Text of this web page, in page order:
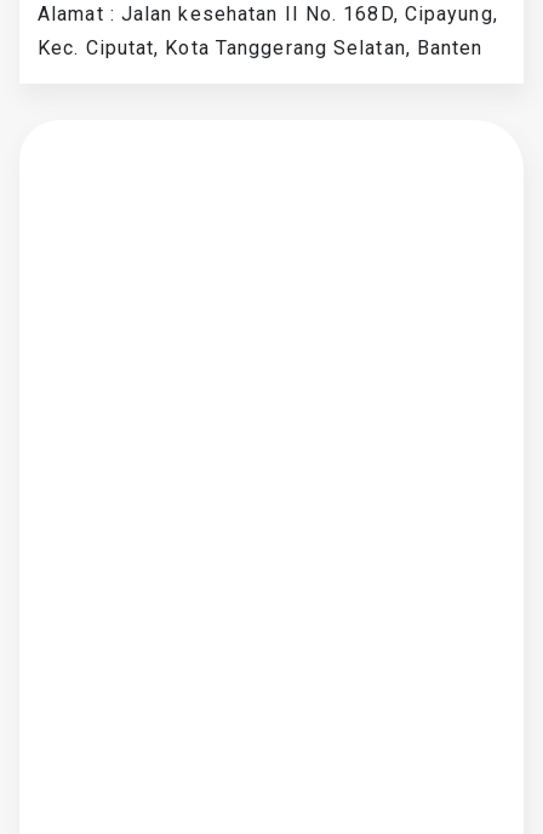
Alamat : Jalan kesehatan II No. 168D, Cipayung,
Kec. Ciputat, Kota Tanggerang Selatan, Banten